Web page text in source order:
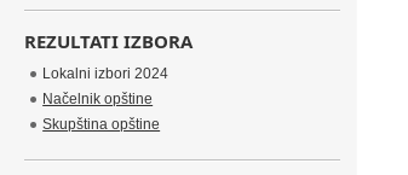
REZULTATI IZBORA
Lokalni izbori 2024
Načelnik opštine
Skupština opštine